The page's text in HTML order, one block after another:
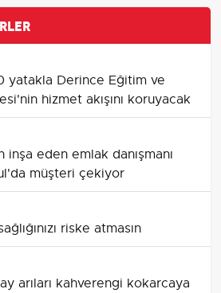
yatakla Derince Eğitim ve
hizmet akışını koruyacak
eden emlak danışmanı
müşteri çekiyor
riske atmasın
arıları kahverengi kokarcaya